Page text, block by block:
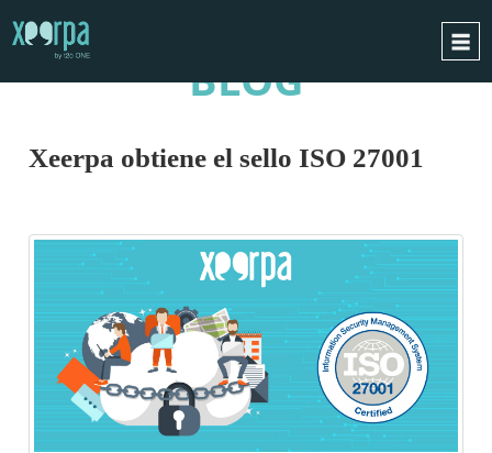
INTEGRACIONES
CONTACTO
PIDE UNA DEMO
ESPAÑOL
ENGLISH
BLOG
Xeerpa obtiene el sello ISO 27001